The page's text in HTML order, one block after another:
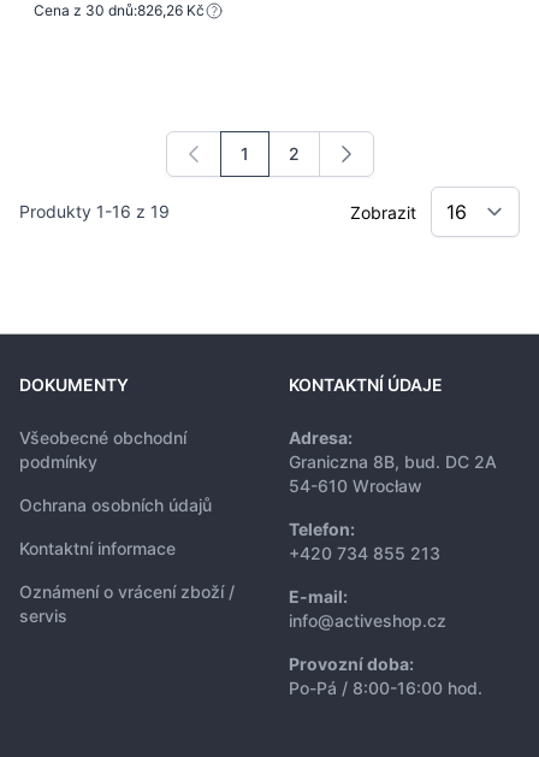
Cena z 30 dnů:826,26 Kč
Produkty 1-16 z 19
Právě si prohlížíte stránku
1 Stránka
2
Zobrazit
DOKUMENTY
Všeobecné obchodní
podmínky
Ochrana osobních údajů
Kontaktní informace
Oznámení o vrácení zboží /
servis
KONTAKTNÍ ÚDAJE
Adresa:
Graniczna 8B, bud. DC 2A
54-610 Wrocław
Telefon:
+420 734 855 213
E-mail:
info@activeshop.cz
Provozní doba:
Po-Pá / 8:00-16:00 hod.